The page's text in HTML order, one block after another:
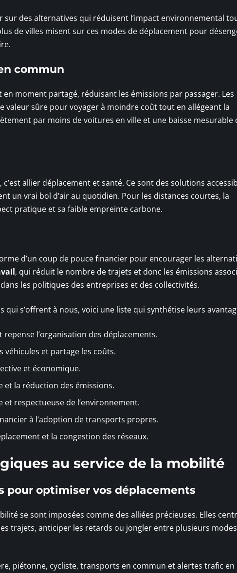
sur des alternatives qui réduisent l’impact environnemental
de villes misent sur ces modes de déplacement pour
commun
moment partagé, réduisant les émissions par passager. Les
valeur sûre pour voyager à moindre coût tout en allégeant la
par moins de voitures en ville et une baisse mesurable
, c’est allier déplacement et santé. Ce sont des solutions
un vrai bol d’air au quotidien. Pour les distances courtes, la
pratique et sa faible empreinte carbone.
d’un coup de pouce financier pour encourager les
, qui réduit le nombre de trajets et donc les émissions
les politiques des entreprises et des collectivités.
qui s’offrent à nous, voici une liste qui synthétise leurs
repense l’organisation des déplacements.
véhicules et partage les coûts.
et économique.
et la réduction des émissions.
respectueuse de l’environnement.
à l’adoption de transports propres.
et la congestion des réseaux.
au service de la mobilité
pour optimiser vos déplacements
se sont imposées comme des alliées précieuses. Elles
trajets, anticiper les retards ou jongler entre plusieurs
piétonne, cycliste, transports en commun et alertes trafic en